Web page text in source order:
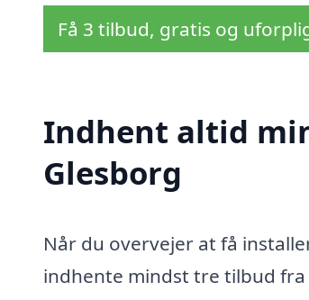
Få 3 tilbud, gratis og
Indhent altid
Glesborg
Når du overvejer at få
indhente mindst tre tilbud